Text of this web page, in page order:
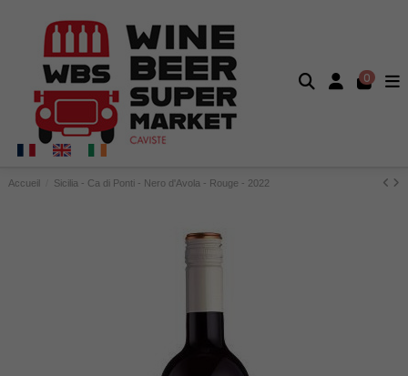
0
Accueil Sicilia - Ca di Ponti - Nero d'Avola - Rouge - 2022